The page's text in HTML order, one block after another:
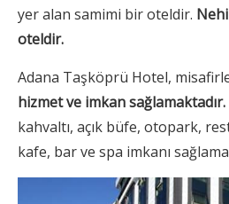
yer alan samimi bir oteldir.
oteldir.
Adana Taşköprü Hotel,
hizmet ve imkan sağlamaktadır.
kahvaltı, açık büfe, otopark,
kafe, bar ve spa imkanı